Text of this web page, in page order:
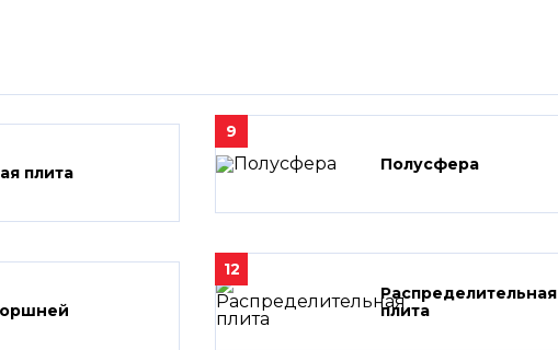
плита
9
Полусфера
12
Распределительная
плита